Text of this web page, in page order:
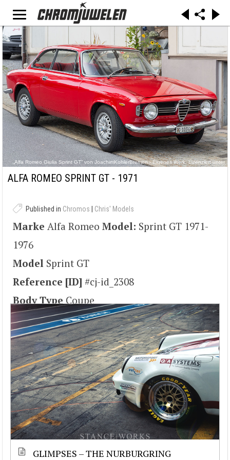
„Alfa Romeo Giulia Sprint GT“ von JoachimKohlerBremen - Eigenes Werk. Lizenziert unter
CC-BY-SA 4.0 über Wikimedia Commons -
ALFA ROMEO SPRINT GT - 1971
Published in Chromos Chris' Models
Marke Alfa Romeo Model: Sprint GT 1971-
1976
Model Sprint GT
Reference [ID] #cj-id_2308
Body Type Coupe
GLIMPSES – THE NURBURGRING